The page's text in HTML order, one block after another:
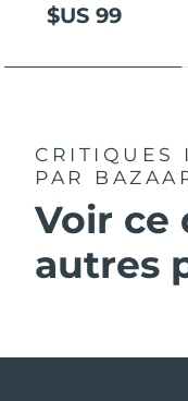
$US 99
CRITIQUES
PAR
Voir ce
autres